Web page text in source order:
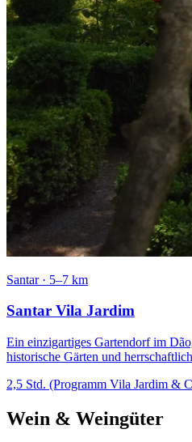
Santar· 5–7 km
Santar Vila Jardim
Ein einzigartiges Gartendorf im
historische Gärten und
2,5 Std. (Programm Vila Jardim &
Wein & Weingüter